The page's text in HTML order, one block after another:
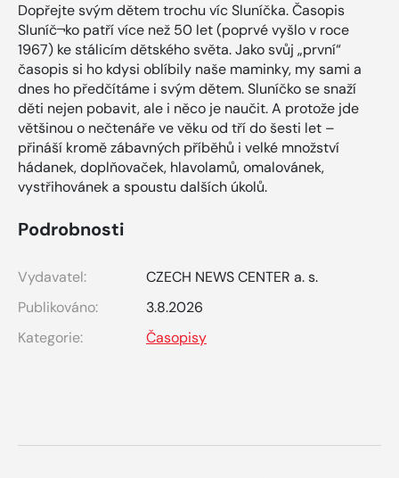
Dopřejte svým dětem trochu víc Sluníčka. Časopis
Sluníč¬ko patří více než 50 let (poprvé vyšlo v roce
1967) ke stálicím dětského světa. Jako svůj „první“
časopis si ho kdysi oblíbily naše maminky, my sami a
dnes ho předčítáme i svým dětem. Sluníčko se snaží
děti nejen pobavit, ale i něco je naučit. A protože jde
většinou o nečtenáře ve věku od tří do šesti let –
přináší kromě zábavných příběhů i velké množství
hádanek, doplňovaček, hlavolamů, omalovánek,
vystřihovánek a spoustu dalších úkolů.
Podrobnosti
Vydavatel:
CZECH NEWS CENTER a. s.
Publikováno:
3.8.2026
Kategorie:
Časopisy